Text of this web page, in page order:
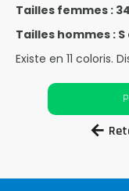
Tailles femmes :
Tailles hommes : S
Existe en 11 coloris.